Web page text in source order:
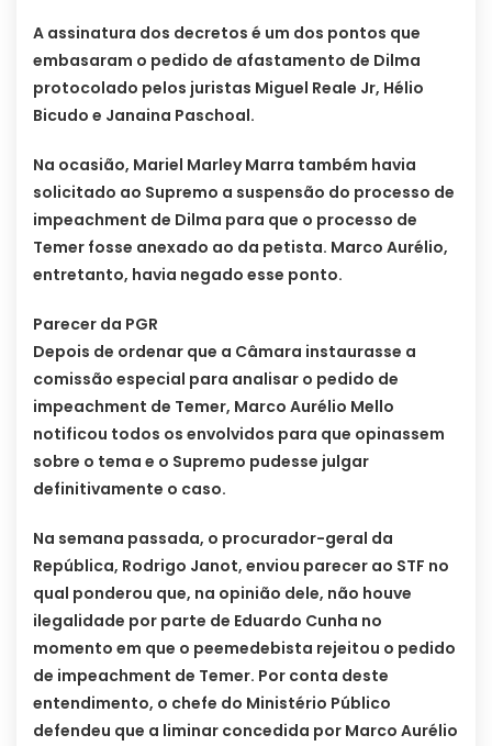
A assinatura dos decretos é um dos pontos que
embasaram o pedido de afastamento de Dilma
protocolado pelos juristas Miguel Reale Jr, Hélio
Bicudo e Janaina Paschoal.
Na ocasião, Mariel Marley Marra também havia
solicitado ao Supremo a suspensão do processo de
impeachment de Dilma para que o processo de
Temer fosse anexado ao da petista. Marco Aurélio,
entretanto, havia negado esse ponto.
Parecer da PGR
Depois de ordenar que a Câmara instaurasse a
comissão especial para analisar o pedido de
impeachment de Temer, Marco Aurélio Mello
notificou todos os envolvidos para que opinassem
sobre o tema e o Supremo pudesse julgar
definitivamente o caso.
Na semana passada, o procurador-geral da
República, Rodrigo Janot, enviou parecer ao STF no
qual ponderou que, na opinião dele, não houve
ilegalidade por parte de Eduardo Cunha no
momento em que o peemedebista rejeitou o pedido
de impeachment de Temer. Por conta deste
entendimento, o chefe do Ministério Público
defendeu que a liminar concedida por Marco Aurélio